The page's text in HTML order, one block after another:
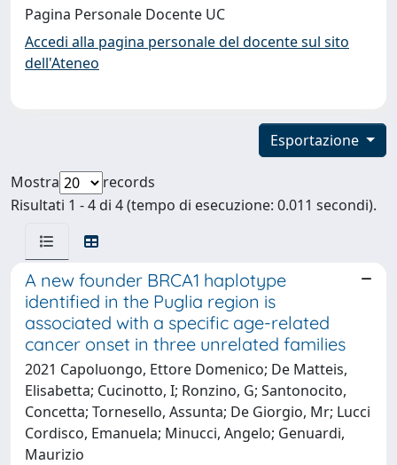
Pagina Personale Docente UC
Accedi alla pagina personale del docente sul sito
dell'Ateneo
Esportazione
Mostra
records
Risultati 1 - 4 di 4 (tempo di esecuzione: 0.011 secondi).
A new founder BRCA1 haplotype
identified in the Puglia region is
associated with a specific age-related
cancer onset in three unrelated families
2021 Capoluongo, Ettore Domenico; De Matteis,
Elisabetta; Cucinotto, I; Ronzino, G; Santonocito,
Concetta; Tornesello, Assunta; De Giorgio, Mr; Lucci
Cordisco, Emanuela; Minucci, Angelo; Genuardi,
Maurizio